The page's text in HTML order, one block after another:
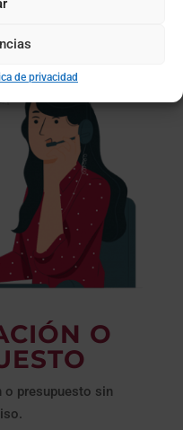
de privacidad
O
presupuesto sin